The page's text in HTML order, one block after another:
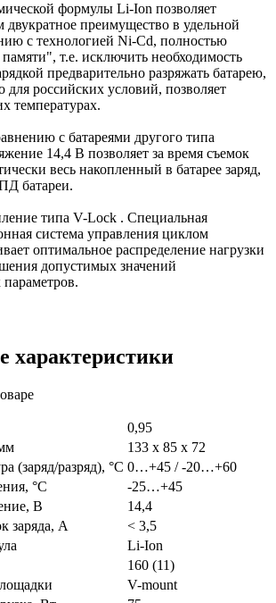
формулы Li-Ion позволяет
двукратное преимущество в удельной
с технологией Ni-Cd, полностью
т.е. исключить необходимость
предварительно разряжать батарею,
для российских условий, позволяет
температурах.
с батареями другого типа
14,4 В позволяет за время съемок
весь накопленный в батарее заряд,
батареи.
типа V-Lock . Специальная
система управления циклом
оптимальное распределение нагрузки
допустимых значений
характеристики
0,95
133 х 85 х 72
(заряд/разряд), °C 0…+45 / -20…+60
°C
-25…+45
В
14,4
заряда, А
< 3,5
Li-Ion
160 (11)
V-mount